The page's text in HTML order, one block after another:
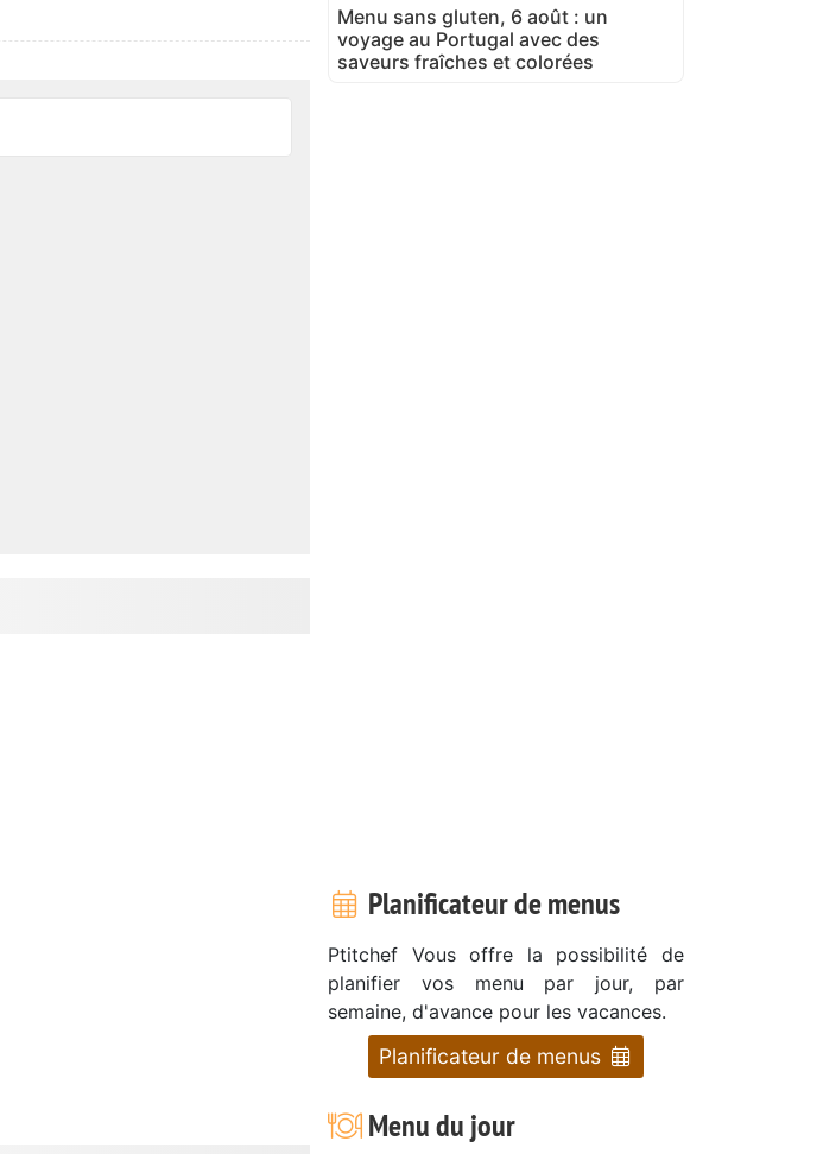
Menu sans gluten, 6 août : un
voyage au Portugal avec des
saveurs fraîches et colorées
Planificateur de menus
Ptitchef Vous offre la possibilité de
planifier vos menu par jour, par
semaine, d'avance pour les vacances.
Planificateur de menus
Menu du jour